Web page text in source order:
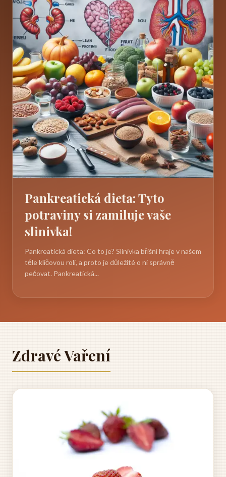
Pankreatická dieta: Tyto
potraviny si zamiluje vaše
slinivka!
Pankreatická dieta: Co to je? Slinivka břišní hraje v našem
těle klíčovou roli, a proto je důležité o ni správně
pečovat. Pankreatická...
Zdravé Vaření